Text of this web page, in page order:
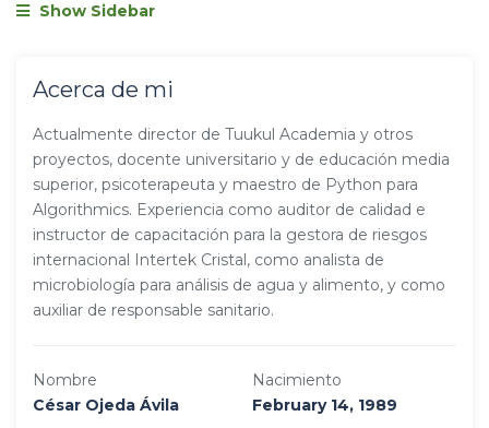
Show Sidebar
Acerca de mi
Actualmente director de Tuukul Academia y otros
proyectos, docente universitario y de educación media
superior, psicoterapeuta y maestro de Python para
Algorithmics. Experiencia como auditor de calidad e
instructor de capacitación para la gestora de riesgos
internacional Intertek Cristal, como analista de
microbiología para análisis de agua y alimento, y como
auxiliar de responsable sanitario.
Nombre
César Ojeda Ávila
Nacimiento
February 14, 1989